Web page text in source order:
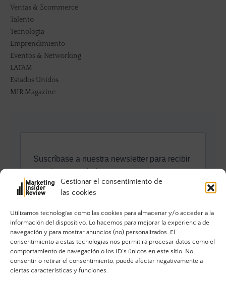
Gestionar el consentimiento de
las cookies
Utilizamos tecnologías como las cookies para almacenar y/o acceder a la
información del dispositivo. Lo hacemos para mejorar la experiencia de
navegación y para mostrar anuncios (no) personalizados. El
consentimiento a estas tecnologías nos permitirá procesar datos como el
comportamiento de navegación o los ID's únicos en este sitio. No
consentir o retirar el consentimiento, puede afectar negativamente a
ciertas características y funciones.
Ventas & Ecommerce
Talento
Tecnología
Emprendimiento
Eventos & Networking
LATAM
Estados Unidos
MIR Magazine